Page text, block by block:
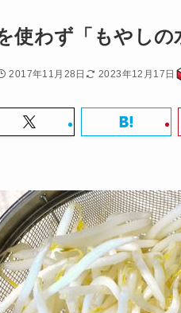
使わず「もやし
2017年11月28日 2023年12月17日